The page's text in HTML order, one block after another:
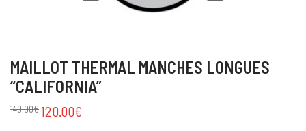
MAILLOT THERMAL MANCHES LONGUES
“CALIFORNIA”
140.00€120.00€